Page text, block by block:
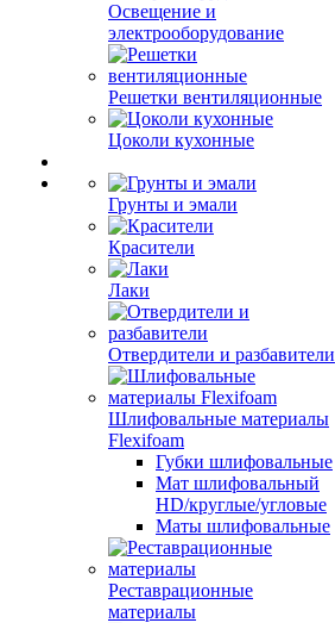
Освещение и
электрооборудование
Решетки вентиляционные
Цоколи кухонные
Грунты и эмали
Красители
Лаки
Отвердители и разбавители
Шлифовальные материалы
Flexifoam
Губки шлифовальные
Мат шлифовальный
HD/круглые/угловые
Маты шлифовальные
Реставрационные
материалы